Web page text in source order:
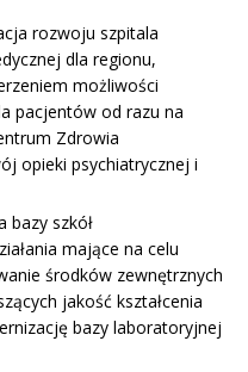
rozwoju szpitala
dla regionu,
możliwości
pacjentów od razu na
Zdrowia
opieki psychiatrycznej i
bazy szkół
mające na celu
środków zewnętrznych
jakość kształcenia
bazy laboratoryjnej